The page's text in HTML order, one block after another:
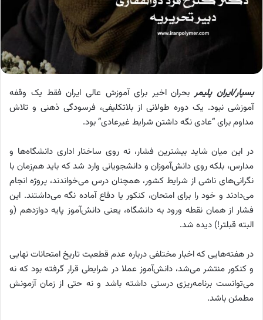
بسپار/ایران پلیمر بحران اخیر برای آموزش عالی ایران فقط یک وقفه
آموزشی نبود. یک دوره طولانی از بلاتکلیفی، فرسودگی ذهنی و تلاش
مداوم برای “عادی نگه داشتن شرایط غیرعادی” بود.
در این میان شاید بیشترین فشار، نه روی ساختار اداری دانشگاه‌ها و
مدارس، بلکه روی دانش‌آموزان و دانشجویانی وارد شد که باید هم‌زمان با
نگرانی‌های ناشی از شرایط کشور، همچنان درس می‌خواندند، پروژه انجام
می‌دادند و خود را برای امتحان، کنکور یا دفاع آماده نگه می‌داشتند. این
فشار از همان نقطه ورود به دانشگاه، یعنی دانش‌آموز پایه دوازدهم (و
البته قبلتر!) دیده شد.
در هفته‌هایی که اخبار مختلفی درباره عدم قطعیت تاریخ امتحانات نهایی
و کنکور منتشر می‌شد، دانش‌آموز عملا در شرایطی قرار گرفته بود که نه
می‌توانست برنامه‌ریزی درستی داشته باشد و نه حتی از زمان آزمونش
مطمئن باشد.